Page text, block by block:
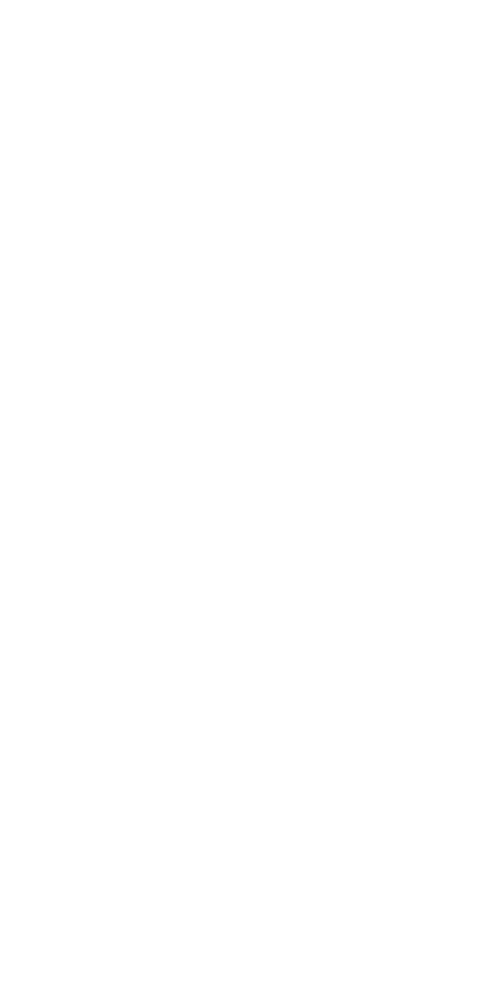
をご了承くださ
にご登録され
社の共同利用者
とをご了承くだ
はありません。
品に未対応品が
年1月12日よ
) : 1000ppm、
、
これらの製造装